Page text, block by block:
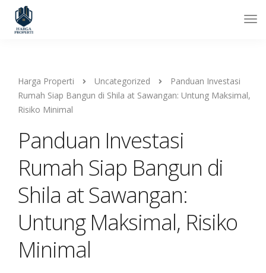
Harga Properti Uncategorized
Panduan Investasi
Rumah Siap Bangun di Shila at Sawangan: Untung Maksimal,
Risiko Minimal
Panduan Investasi
Rumah Siap Bangun di
Shila at Sawangan:
Untung Maksimal, Risiko
Minimal